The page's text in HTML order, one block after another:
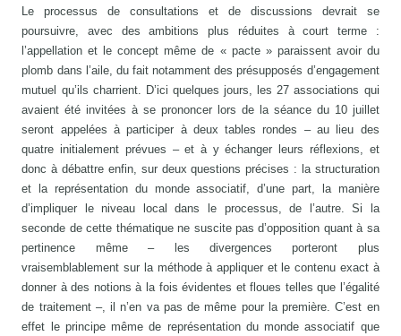
Le processus de consultations et de discussions devrait se
poursuivre, avec des ambitions plus réduites à court terme :
l’appellation et le concept même de « pacte » paraissent avoir du
plomb dans l’aile, du fait notamment des présupposés d’engagement
mutuel qu’ils charrient. D’ici quelques jours, les 27 associations qui
avaient été invitées à se prononcer lors de la séance du 10 juillet
seront appelées à participer à deux tables rondes – au lieu des
quatre initialement prévues – et à y échanger leurs réflexions, et
donc à débattre enfin, sur deux questions précises : la structuration
et la représentation du monde associatif, d’une part, la manière
d’impliquer le niveau local dans le processus, de l’autre. Si la
seconde de cette thématique ne suscite pas d’opposition quant à sa
pertinence même – les divergences porteront plus
vraisemblablement sur la méthode à appliquer et le contenu exact à
donner à des notions à la fois évidentes et floues telles que l’égalité
de traitement –, il n’en va pas de même pour la première. C’est en
effet le principe même de représentation du monde associatif que